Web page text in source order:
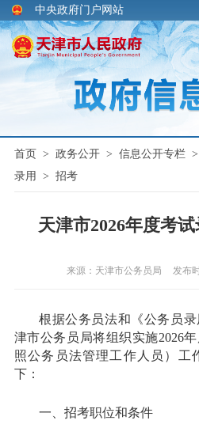
中央政府门户网站
首页> 政务公开> 信息公开专栏>
录用
> 招考
天津市2026年度考
来源：天津市公务员局 发布
根据公务员法和《公务员
津市公务员局将组织实施2026
照公务员法管理工作人员）工
下：
一、招考职位和条件